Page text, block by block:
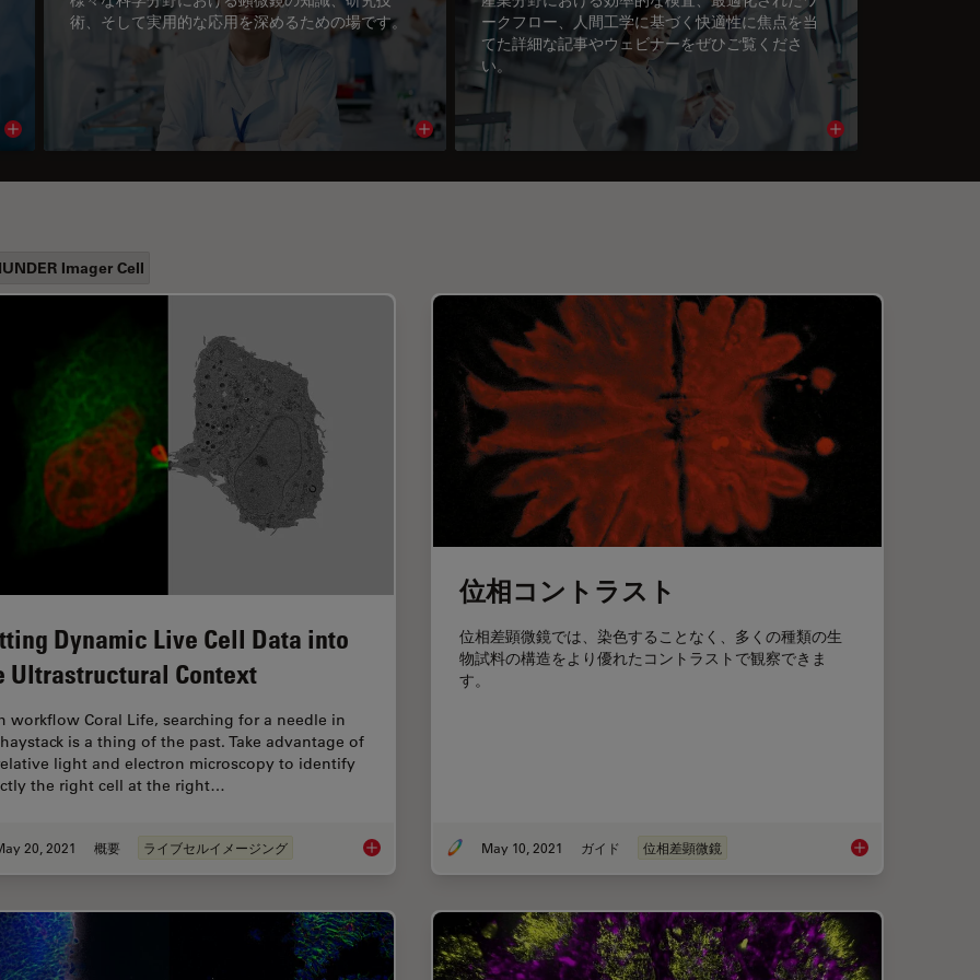
Read article
術、そして実用的な応用を深めるための場です。
Read article
ークフロー、人間工学に基づく快適性に焦点を当
てた詳細な記事やウェビナーをぜひご覧くださ
い。
Read article
Imager Cell
Dynamic Live Cell Data into
Ultrastructural Context
workflow Coral Life, searching for a needle in
is a thing of the past. Take advantage of
light and electron microscopy to identify
the right cell at the right…
20, 2021 概要 ライブセルイメージング Putting Dynamic Live Cell Data into the Ultrastructural Context
位相コントラスト
位相差顕微鏡では、染色することなく、多くの種類の生
物試料の構造をより優れたコントラストで観察できま
す。
May 10, 2021 ガイド 位相差顕微鏡 位相コントラスト